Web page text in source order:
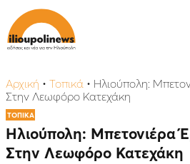
Αρχική • Τοπικά • Ηλιούπολη:
Στην Λεωφόρο Κατεχάκη
ΤΟΠΙΚΑ
Ηλιούπολη: Μπετονιέρα
Στην Λεωφόρο Κατεχάκη